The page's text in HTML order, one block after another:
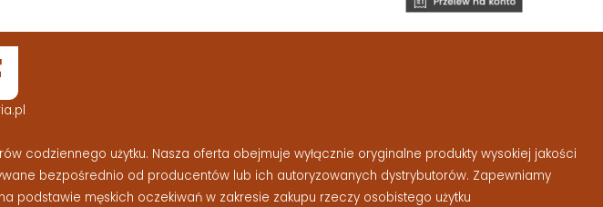
codziennego użytku. Nasza oferta obejmuje wyłącznie oryginalne produkty wysokiej jakości
bezpośrednio od producentów lub ich autoryzowanych dystrybutorów. Zapewniamy
podstawie męskich oczekiwań w zakresie zakupu rzeczy osobistego użytku